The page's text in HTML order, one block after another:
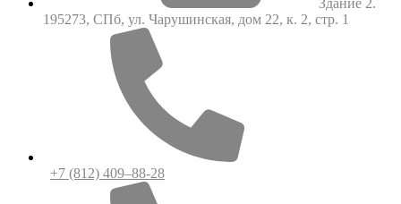
Здание 2.
195273, СПб, ул. Чарушинская, дом 22, к. 2, стр. 1
+7 (812) 409–88-28